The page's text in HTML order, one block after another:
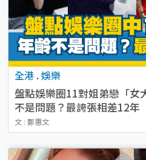
全港 . 娛樂
盤點娛樂圈11對姐弟戀「女
不是問題？最誇張相差12年
文 : 鄭惠文